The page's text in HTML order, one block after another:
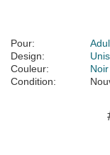
Pour:
Design:
Couleur:
Noir
Condition: